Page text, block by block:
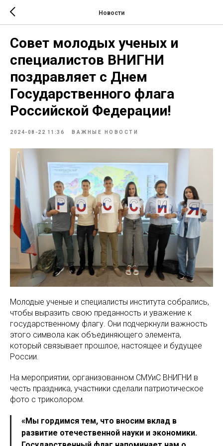
Новости
Совет молодых ученых и
специалистов ВНИГНИ
поздравляет с Днем
Государственного флага
Российской Федерации!
2024-08-22 11:36 ВАЖНЫЕ НОВОСТИ
Молодые ученые и специалисты института собрались,
чтобы выразить свою преданность и уважение к
государственному флагу. Они подчеркнули важность
этого символа как объединяющего элемента,
который связывает прошлое, настоящее и будущее
России.
На мероприятии, организованном СМУиС ВНИГНИ в
честь праздника, участники сделали патриотическое
фото с триколором.
«Мы гордимся тем, что вносим вклад в
развитие отечественной науки и экономики.